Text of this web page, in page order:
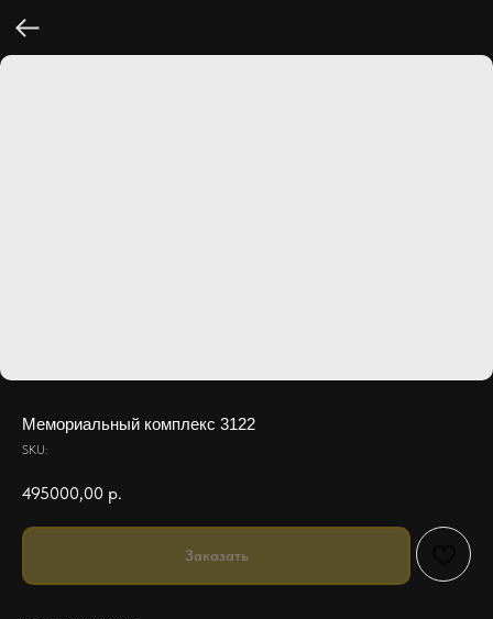
Мемориальный комплекс 3122
SKU:
495000,00 р.
Заказать